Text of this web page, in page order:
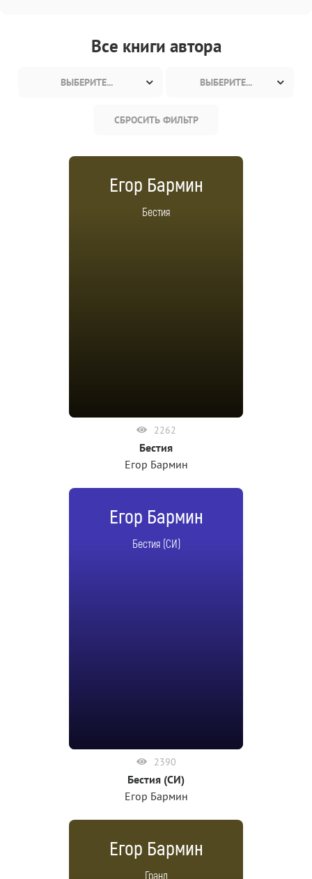
Все книги автора
ВЫБЕРИТЕ... ВЫБЕРИТЕ...
СБРОСИТЬ ФИЛЬТР
Егор Бармин
Бестия
2262
Бестия
Егор Бармин
Егор Бармин
Бестия (СИ)
2390
Бестия (СИ)
Егор Бармин
Егор Бармин
Гранд